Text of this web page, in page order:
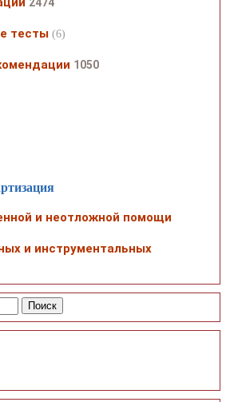
тесты (6)
1050
и неотложной помощи
и инструментальных